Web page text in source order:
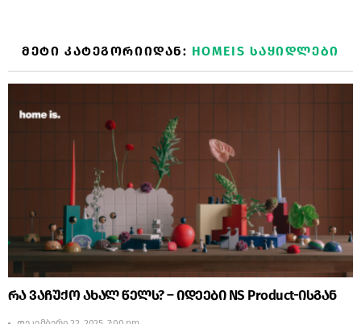
ᲛᲔᲢᲘ ᲙᲐᲢᲔᲒᲝᲠᲘᲘᲓᲐᲜ: HOMEIS ᲡᲐᲧᲘᲓᲚᲔᲑᲘ
რა ვაჩუქო ახალ წელს? – იდეები NS Product-ისგან